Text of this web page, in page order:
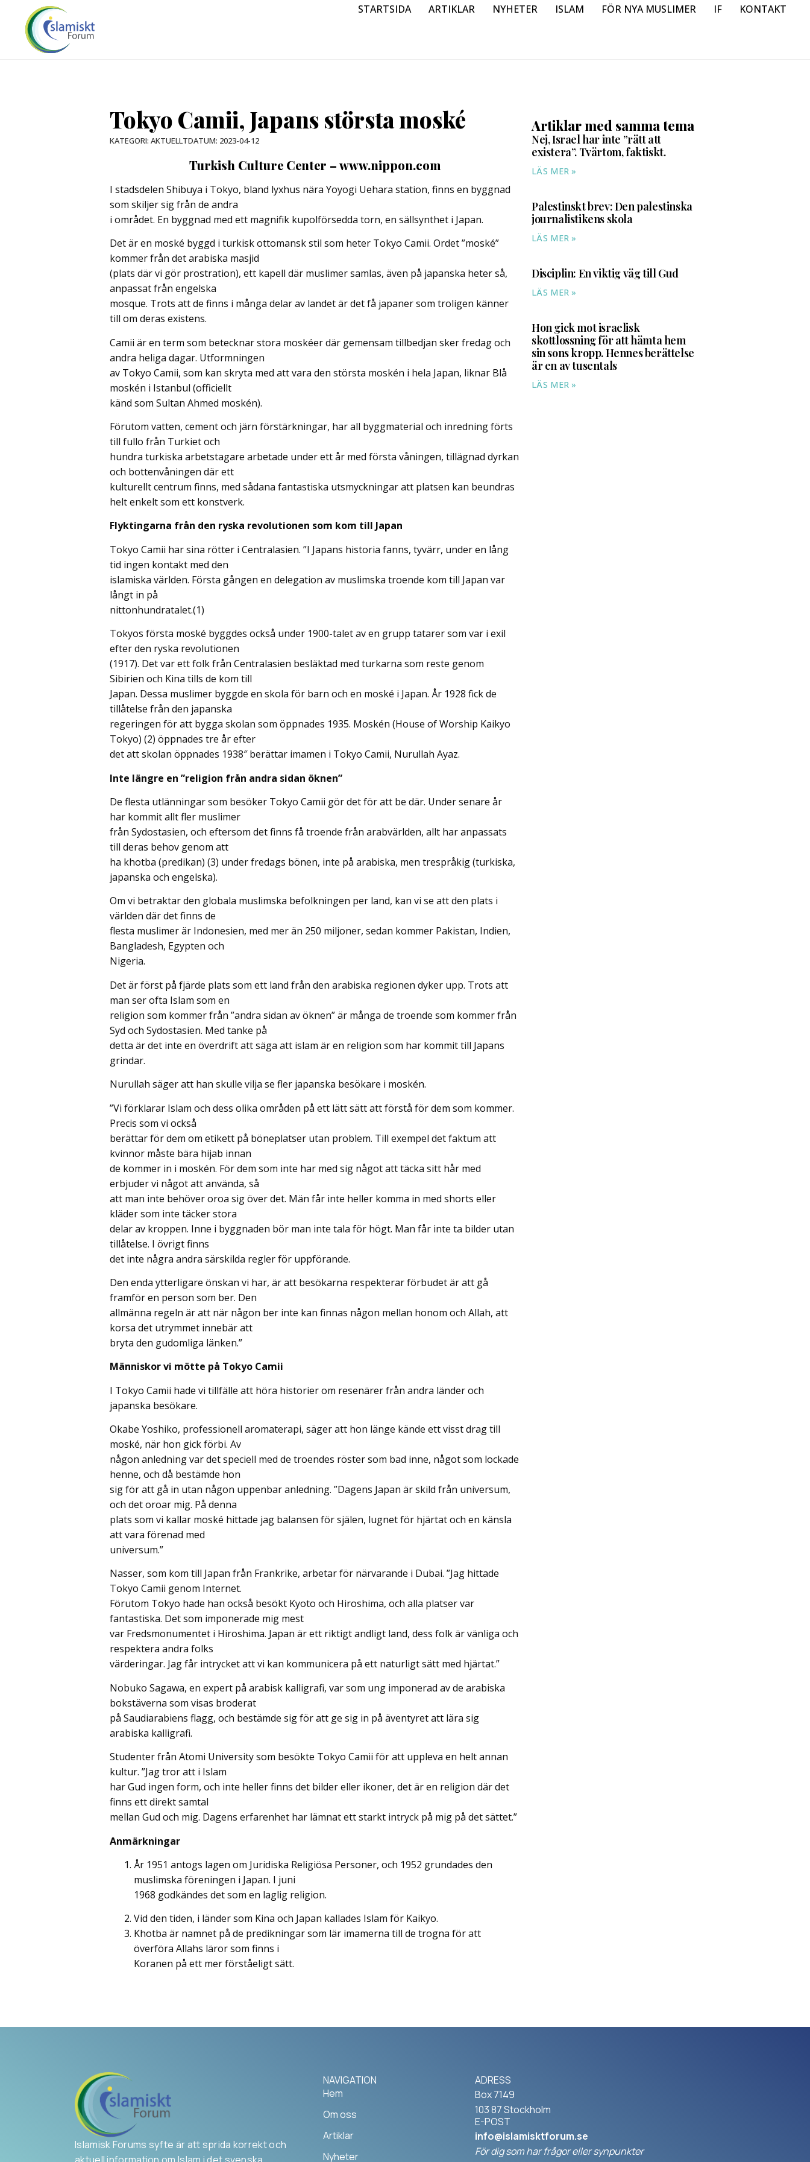
STARTSIDA ARTIKLAR NYHETER ISLAM FÖR NYA MUSLIMER IF KONTAKT
Tokyo Camii, Japans största moské
KATEGORI: AKTUELLTDATUM: 2023-04-12
Turkish Culture Center – www.nippon.com
I stadsdelen Shibuya i Tokyo, bland lyxhus nära Yoyogi Uehara station, finns en byggnad
som skiljer sig från de andra
i området. En byggnad med ett magnifik kupolförsedda torn, en sällsynthet i Japan.
Det är en moské byggd i turkisk ottomansk stil som heter Tokyo Camii. Ordet ”moské”
kommer från det arabiska masjid
(plats där vi gör prostration), ett kapell där muslimer samlas, även på japanska heter så,
anpassat från engelska
mosque. Trots att de finns i många delar av landet är det få japaner som troligen känner
till om deras existens.
Camii är en term som betecknar stora moskéer där gemensam tillbedjan sker fredag och
andra heliga dagar. Utformningen
av Tokyo Camii, som kan skryta med att vara den största moskén i hela Japan, liknar Blå
moskén i Istanbul (officiellt
känd som Sultan Ahmed moskén).
Förutom vatten, cement och järn förstärkningar, har all byggmaterial och inredning förts
till fullo från Turkiet och
hundra turkiska arbetstagare arbetade under ett år med första våningen, tillägnad dyrkan
och bottenvåningen där ett
kulturellt centrum finns, med sådana fantastiska utsmyckningar att platsen kan beundras
helt enkelt som ett konstverk.
Flyktingarna från den ryska revolutionen som kom till Japan
Tokyo Camii har sina rötter i Centralasien. ”I Japans historia fanns, tyvärr, under en lång
tid ingen kontakt med den
islamiska världen. Första gången en delegation av muslimska troende kom till Japan var
långt in på
nittonhundratalet.(1)
Tokyos första moské byggdes också under 1900-talet av en grupp tatarer som var i exil
efter den ryska revolutionen
(1917). Det var ett folk från Centralasien besläktad med turkarna som reste genom
Sibirien och Kina tills de kom till
Japan. Dessa muslimer byggde en skola för barn och en moské i Japan. År 1928 fick de
tillåtelse från den japanska
regeringen för att bygga skolan som öppnades 1935. Moskén (House of Worship Kaikyo
Tokyo) (2) öppnades tre år efter
det att skolan öppnades 1938″ berättar imamen i Tokyo Camii, Nurullah Ayaz.
Inte längre en ”religion från andra sidan öknen”
De flesta utlänningar som besöker Tokyo Camii gör det för att be där. Under senare år
har kommit allt fler muslimer
från Sydostasien, och eftersom det finns få troende från arabvärlden, allt har anpassats
till deras behov genom att
ha khotba (predikan) (3) under fredags bönen, inte på arabiska, men trespråkig (turkiska,
japanska och engelska).
Om vi betraktar den globala muslimska befolkningen per land, kan vi se att den plats i
världen där det finns de
flesta muslimer är Indonesien, med mer än 250 miljoner, sedan kommer Pakistan, Indien,
Bangladesh, Egypten och
Nigeria.
Det är först på fjärde plats som ett land från den arabiska regionen dyker upp. Trots att
man ser ofta Islam som en
religion som kommer från ”andra sidan av öknen” är många de troende som kommer från
Syd och Sydostasien. Med tanke på
detta är det inte en överdrift att säga att islam är en religion som har kommit till Japans
grindar.
Nurullah säger att han skulle vilja se fler japanska besökare i moskén.
”Vi förklarar Islam och dess olika områden på ett lätt sätt att förstå för dem som kommer.
Precis som vi också
berättar för dem om etikett på böneplatser utan problem. Till exempel det faktum att
kvinnor måste bära hijab innan
de kommer in i moskén. För dem som inte har med sig något att täcka sitt hår med
erbjuder vi något att använda, så
att man inte behöver oroa sig över det. Män får inte heller komma in med shorts eller
kläder som inte täcker stora
delar av kroppen. Inne i byggnaden bör man inte tala för högt. Man får inte ta bilder utan
tillåtelse. I övrigt finns
det inte några andra särskilda regler för uppförande.
Den enda ytterligare önskan vi har, är att besökarna respekterar förbudet är att gå
framför en person som ber. Den
allmänna regeln är att när någon ber inte kan finnas någon mellan honom och Allah, att
korsa det utrymmet innebär att
bryta den gudomliga länken.”
Människor vi mötte på Tokyo Camii
I Tokyo Camii hade vi tillfälle att höra historier om resenärer från andra länder och
japanska besökare.
Okabe Yoshiko, professionell aromaterapi, säger att hon länge kände ett visst drag till
moské, när hon gick förbi. Av
någon anledning var det speciell med de troendes röster som bad inne, något som lockade
henne, och då bestämde hon
sig för att gå in utan någon uppenbar anledning. ”Dagens Japan är skild från universum,
och det oroar mig. På denna
plats som vi kallar moské hittade jag balansen för själen, lugnet för hjärtat och en känsla
att vara förenad med
universum.”
Nasser, som kom till Japan från Frankrike, arbetar för närvarande i Dubai. ”Jag hittade
Tokyo Camii genom Internet.
Förutom Tokyo hade han också besökt Kyoto och Hiroshima, och alla platser var
fantastiska. Det som imponerade mig mest
var Fredsmonumentet i Hiroshima. Japan är ett riktigt andligt land, dess folk är vänliga och
respektera andra folks
värderingar. Jag får intrycket att vi kan kommunicera på ett naturligt sätt med hjärtat.”
Nobuko Sagawa, en expert på arabisk kalligrafi, var som ung imponerad av de arabiska
bokstäverna som visas broderat
på Saudiarabiens flagg, och bestämde sig för att ge sig in på äventyret att lära sig
arabiska kalligrafi.
Studenter från Atomi University som besökte Tokyo Camii för att uppleva en helt annan
kultur. ”Jag tror att i Islam
har Gud ingen form, och inte heller finns det bilder eller ikoner, det är en religion där det
finns ett direkt samtal
mellan Gud och mig. Dagens erfarenhet har lämnat ett starkt intryck på mig på det sättet.”
Anmärkningar
År 1951 antogs lagen om Juridiska Religiösa Personer, och 1952 grundades den
muslimska föreningen i Japan. I juni
1968 godkändes det som en laglig religion.
Vid den tiden, i länder som Kina och Japan kallades Islam för Kaikyo.
Khotba är namnet på de predikningar som lär imamerna till de trogna för att
överföra Allahs läror som finns i
Koranen på ett mer förståeligt sätt.
Artiklar med samma tema
Nej, Israel har inte ”rätt att
existera”. Tvärtom, faktiskt.
LÄS MER »
Palestinskt brev: Den palestinska
journalistikens skola
LÄS MER »
Disciplin: En viktig väg till Gud
LÄS MER »
Hon gick mot israelisk
skottlossning för att hämta hem
sin sons kropp. Hennes berättelse
är en av tusentals
LÄS MER »
Islamisk Forums syfte är att sprida korrekt och
NAVIGATION
Hem
Om oss
Artiklar
Nyheter
ADRESS
Box 7149
103 87 Stockholm
E-POST
info@islamisktforum.se
För dig som har frågor eller synpunkter